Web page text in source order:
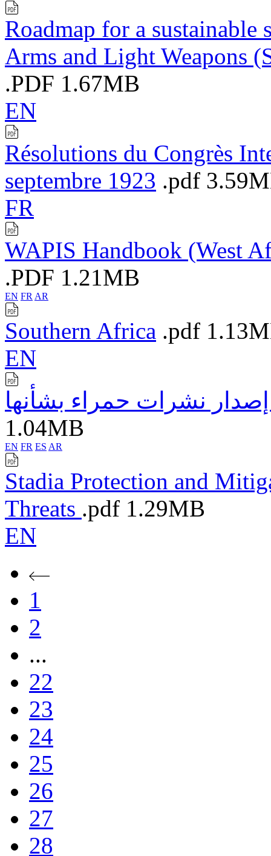
Roadmap for a
Arms and Light Weapons
.PDF 1.67MB
EN
Résolutions du Congrès
septembre 1923 .pdf
FR
WAPIS Handbook (West
.PDF 1.21MB
EN FR AR
Southern Africa .pdf
EN
إصدار نشرات حمراء بشأنها
1.04MB
EN FR ES AR
Stadia Protection and
Threats .pdf 1.29MB
EN
1
2
...
22
23
24
25
26
27
28